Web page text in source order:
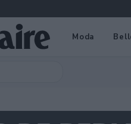
Moda